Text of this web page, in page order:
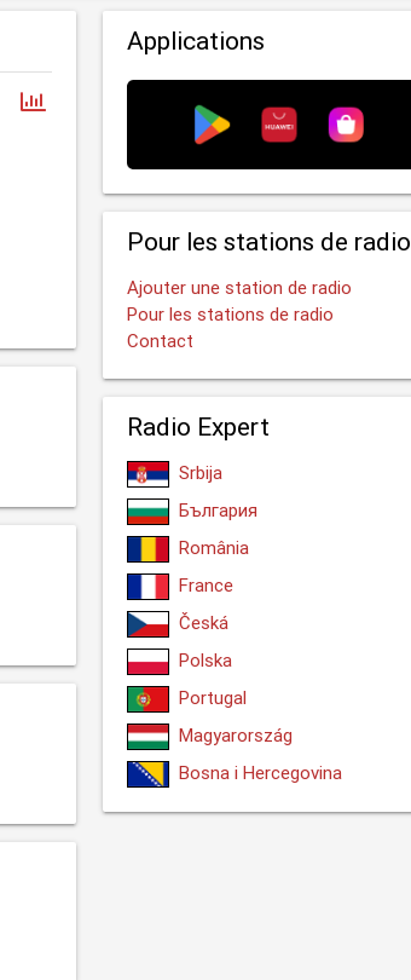
Applications
Pour les stations de radio
Ajouter une station de radio
Pour les stations de radio
Contact
Radio Expert
Srbija
България
România
France
Česká
Polska
Portugal
Magyarország
Bosna i Hercegovina